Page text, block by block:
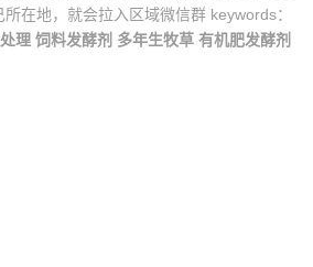
在地，就会拉入区域微信群 keywords：
理 饲料发酵剂 多年生牧草 有机肥发酵剂